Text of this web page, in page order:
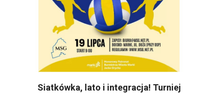
Siatkówka, lato i integracja! Turniej